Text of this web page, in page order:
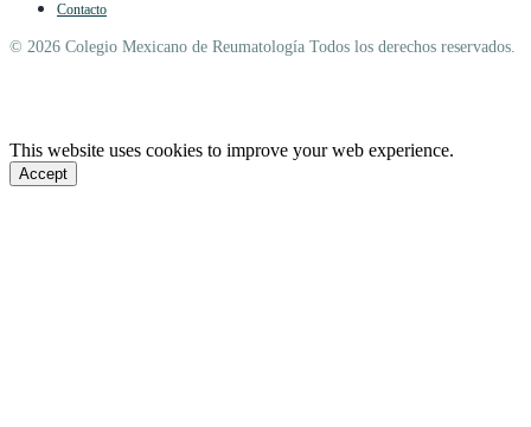
Contacto
© 2026 Colegio Mexicano de Reumatología Todos los derechos reservados.
This website uses cookies to improve your web experience.
Accept